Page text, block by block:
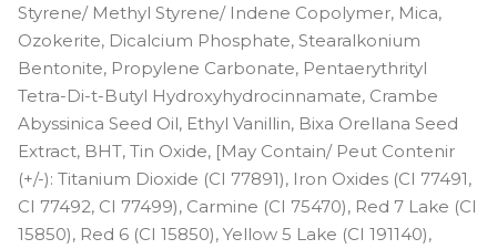
Styrene/ Methyl Styrene/ Indene Copolymer, Mica,
Ozokerite, Dicalcium Phosphate, Stearalkonium
Bentonite, Propylene Carbonate, Pentaerythrityl
Tetra-Di-t-Butyl Hydroxyhydrocinnamate, Crambe
Abyssinica Seed Oil, Ethyl Vanillin, Bixa Orellana Seed
Extract, BHT, Tin Oxide, [May Contain/ Peut Contenir
(+/-): Titanium Dioxide (CI 77891), Iron Oxides (CI 77491,
CI 77492, CI 77499), Carmine (CI 75470), Red 7 Lake (CI
15850), Red 6 (CI 15850), Yellow 5 Lake (CI 191140),